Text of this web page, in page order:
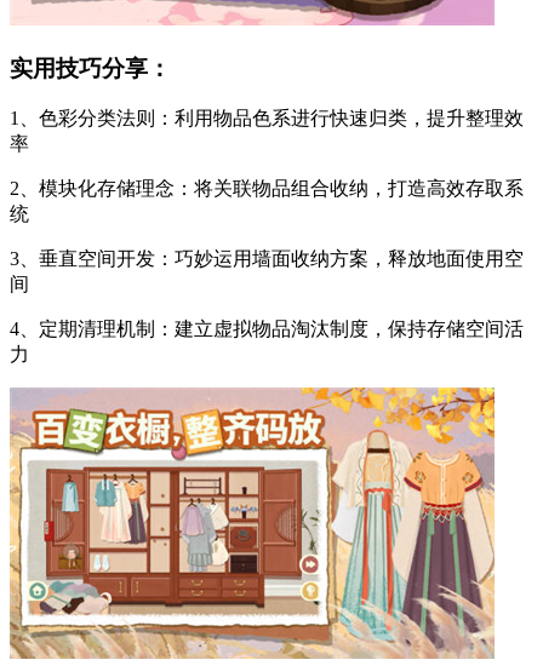
实用技巧分享：
1、色彩分类法则：利用物品色系进行快速归类，提升整理效
率
2、模块化存储理念：将关联物品组合收纳，打造高效存取系
统
3、垂直空间开发：巧妙运用墙面收纳方案，释放地面使用空
间
4、定期清理机制：建立虚拟物品淘汰制度，保持存储空间活
力